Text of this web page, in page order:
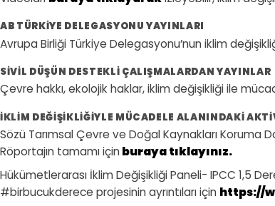
AB TÜRKIYE DELEGASYONU YAYINLARI
Avrupa Birliği Türkiye Delegasyonu’nun iklim
SIVIL DÜŞÜN DESTEKLI ÇALIŞMALARDAN YAYINLAR
Çevre hakkı, ekolojik haklar, iklim değişikliği ile
İKLIM DEĞIŞIKLIĞIYLE MÜCADELE ALANINDAKI
Sözü Tarımsal Çevre ve Doğal Kaynakları Koruma
Röportajın tamamı içinburaya tıklayınız.
Hükümetlerarası İklim Değişikliği Paneli- IPCC 1,5
#birbucukderece projesinin ayrıntıları için https://